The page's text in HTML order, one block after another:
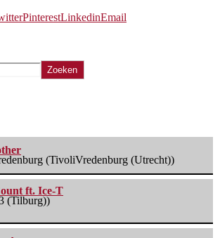
PinterestLinkedinEmail
Zoeken
(TivoliVredenburg (Utrecht))
ft. Ice-T
(Tilburg))